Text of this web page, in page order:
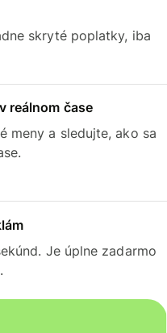
skryté poplatky, iba
reálnom čase
meny a sledujte, ako sa
Je úplne zadarmo